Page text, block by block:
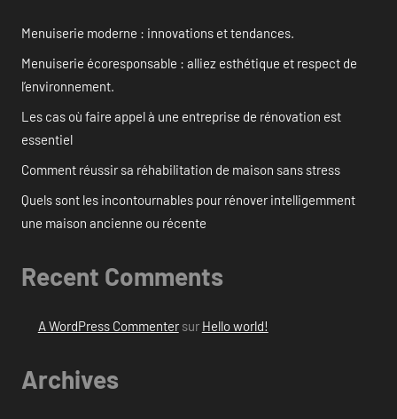
Menuiserie moderne : innovations et tendances.
Menuiserie écoresponsable : alliez esthétique et respect de
l’environnement.
Les cas où faire appel à une entreprise de rénovation est
essentiel
Comment réussir sa réhabilitation de maison sans stress
Quels sont les incontournables pour rénover intelligemment
une maison ancienne ou récente
Recent Comments
A WordPress Commentersur Hello world!
Archives